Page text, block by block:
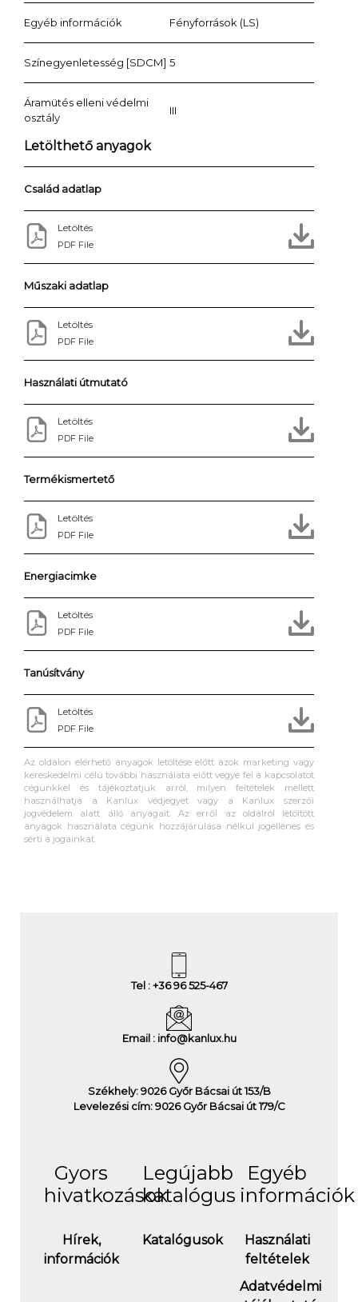
Egyéb információk Fényforrások (LS)
Színegyenletesség [SDCM] 5
Áramütés elleni védelmi
osztály
III
Letölthető anyagok
Család adatlap
Letöltés
PDF File
Műszaki adatlap
Letöltés
PDF File
Használati útmutató
Letöltés
PDF File
Termékismertető
Letöltés
PDF File
Energiacimke
Letöltés
PDF File
Tanúsítvány
Letöltés
PDF File
Az oldalon elérhető anyagok letöltése előtt azok marketing vagy
kereskedelmi célú további használata előtt vegye fel a kapcsolatot
cégünkkel és tájékoztatjuk arról, milyen feltételek mellett
használhatja a Kanlux védjegyet vagy a Kanlux szerzői
jogvédelem alatt álló anyagait. Az erről az oldalról letöltött
anyagok használata cégünk hozzájárulása nélkül jogellenes és
sérti a jogainkat.
Tel : +36 96 525-467
Email : info@kanlux.hu
Székhely: 9026 Győr Bácsai út 153/B
Levelezési cím: 9026 Győr Bácsai út 179/C
Gyors
hivatkozások
Hírek,
információk
Legújabb
katalógus
Katalógusok
Egyéb
információk
Használati
feltételek
Adatvédelmi